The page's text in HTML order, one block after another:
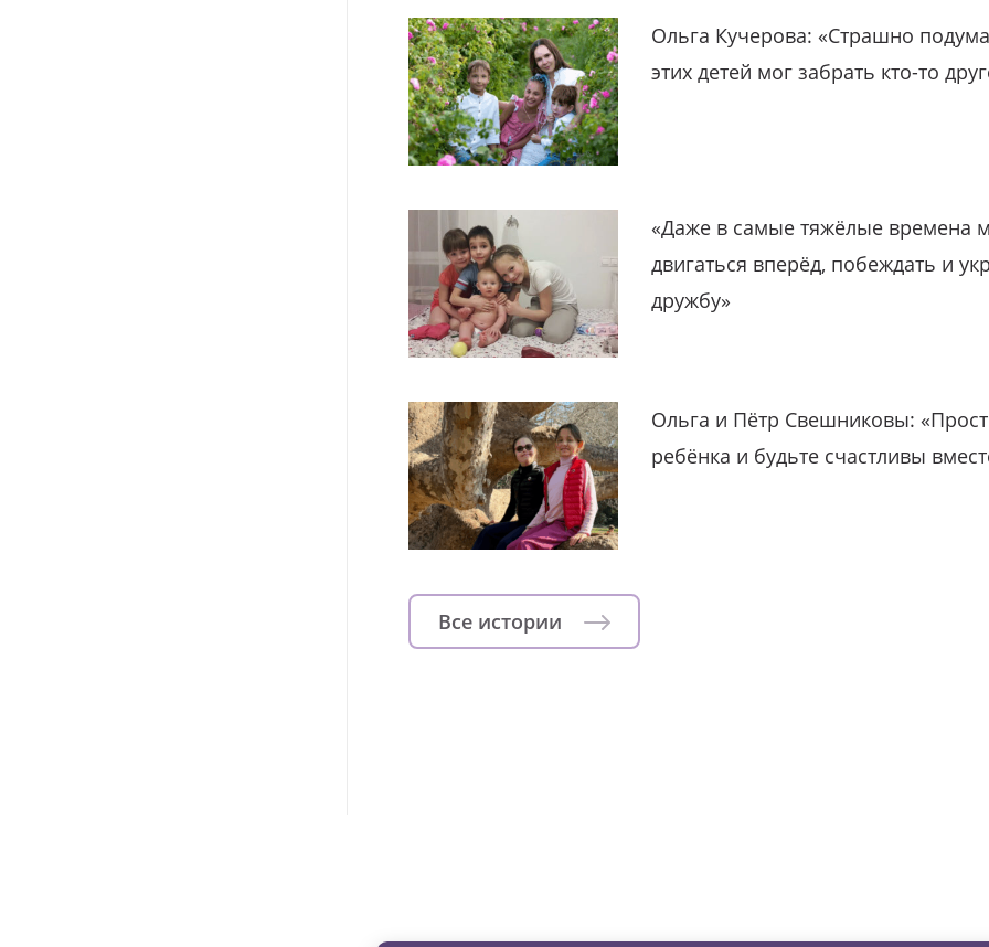
Ольга Кучерова: «Страшно
этих детей мог забрать кто-то
«Даже в самые тяжёлые времена
двигаться вперёд, побеждать и
дружбу»
Ольга и Пётр Свешниковы:
ребёнка и будьте счастливы
Все истории